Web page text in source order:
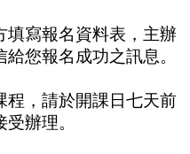
填寫報名資料表，主辦
您報名成功之訊息。
程，請於開課日七天前
辦理。